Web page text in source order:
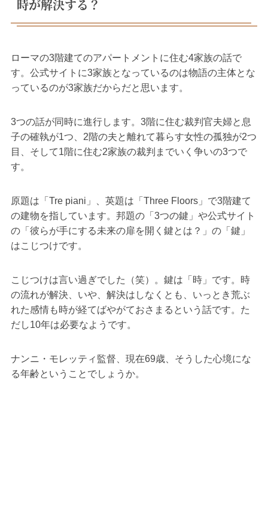
時が解決する？
ローマの3階建てのアパートメントに住む4家族の話で
す。公式サイトに3家族となっているのは物語の主体とな
っているのが3家族だからだと思います。
3つの話が同時に進行します。3階に住む裁判官夫婦と息
子の確執が1つ、2階の夫と離れて暮らす女性の孤独が2つ
目、そして1階に住む2家族の裁判までいく争いの3つで
す。
原題は「Tre piani」、英題は「Three Floors」で3階建て
の建物を指しています。邦題の「3つの鍵」や公式サイト
の「彼らが手にする未来の扉を開く鍵とは？」の「鍵」
はこじつけです。
こじつけは言い過ぎでした（笑）。鍵は「時」です。時
の流れが解決、いや、解決はしなくとも、いっとき荒ぶ
れた感情も時が経てばやがておさまるという話です。た
だし10年は必要なようです。
ナンニ・モレッティ監督、現在69歳、そうした心境にな
る年齢ということでしょうか。